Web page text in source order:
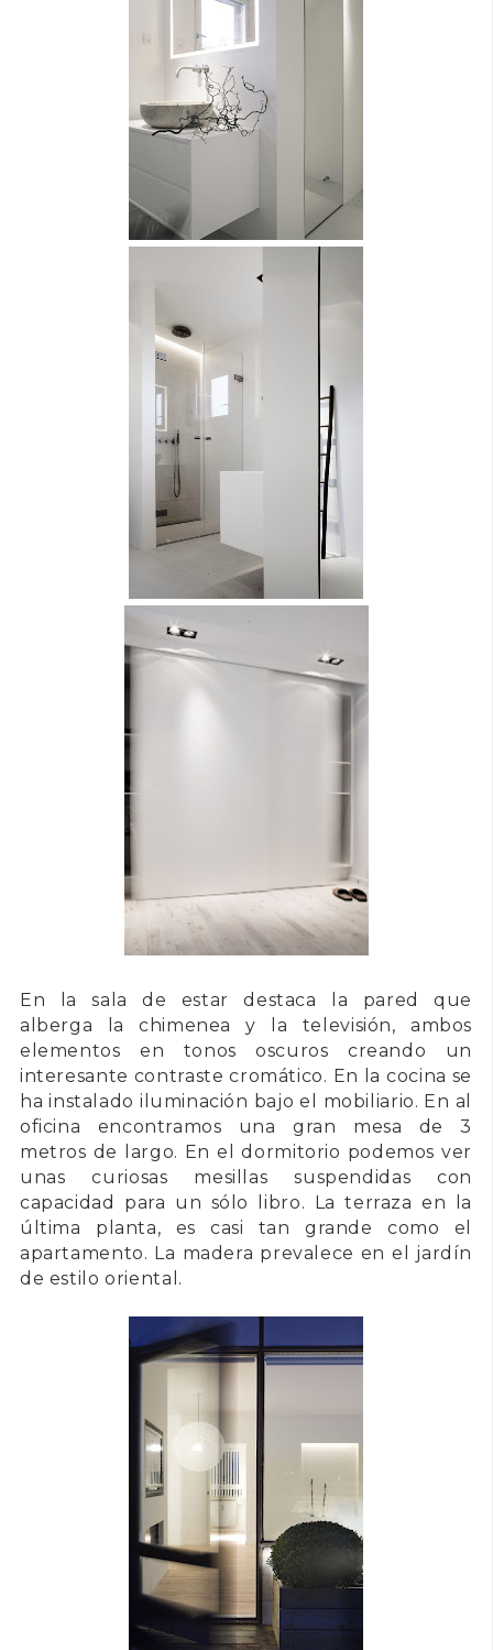
En la sala de estar destaca la pared que
alberga la chimenea y la televisión, ambos
elementos en tonos oscuros creando un
interesante contraste cromático. En la cocina se
ha instalado iluminación bajo el mobiliario. En al
oficina encontramos una gran mesa de 3
metros de largo. En el dormitorio podemos ver
unas curiosas mesillas suspendidas con
capacidad para un sólo libro. La terraza en la
última planta, es casi tan grande como el
apartamento. La madera prevalece en el jardín
de estilo oriental.